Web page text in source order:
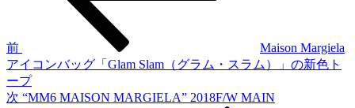
ゲ
ー
シ
前
Maison Margiela
アイコンバッグ「Glam Slam（グラム・スラム）」の新色ト
ープ
次
次 “MM6 MAISON MARGIELA” 2018F/W MAIN